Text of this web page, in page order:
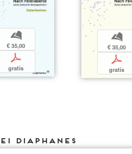
b
€ 35,00
p
gratis
b
€ 35,00
p
gratis